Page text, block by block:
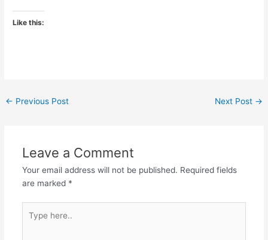
Like this:
← Previous Post Next Post →
Leave a Comment
Your email address will not be published. Required fields
are marked *
here..